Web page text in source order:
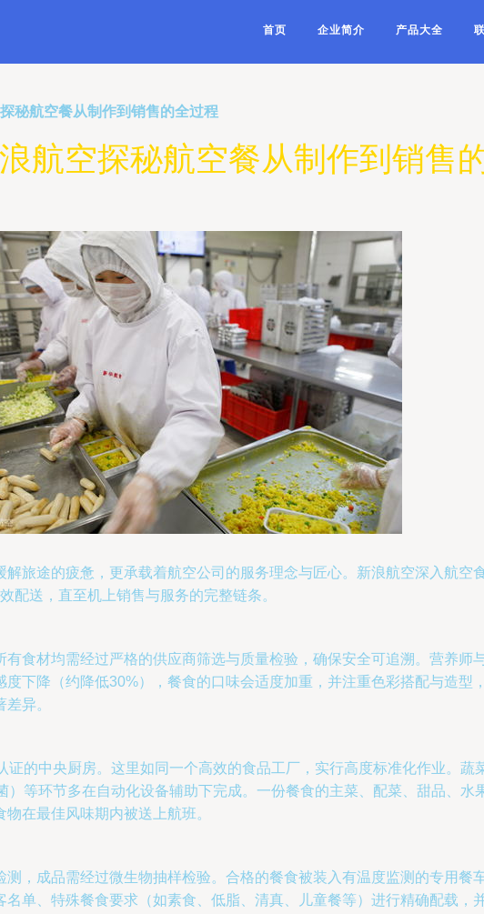
首页 企业简介 产品大全
秘航空餐从制作到销售的全过程
航空探秘航空餐从制作到销售
旅途的疲惫，更承载着航空公司的服务理念与匠心。新浪航空深入航空
配送，直至机上销售与服务的完整链条。
食材均需经过严格的供应商筛选与质量检验，确保安全可追溯。营养师
下降（约降低30%），餐食的口味会适度加重，并注重色彩搭配与造型
异。
证的中央厨房。这里如同一个高效的食品工厂，实行高度标准化作业。蔬
等环节多在自动化设备辅助下完成。一份餐食的主菜、配菜、甜品、水
在最佳风味期内被送上航班。
，成品需经过微生物抽样检验。合格的餐食被装入有温度监测的专用餐
单、特殊餐食要求（如素食、低脂、清真、儿童餐等）进行精确配载，